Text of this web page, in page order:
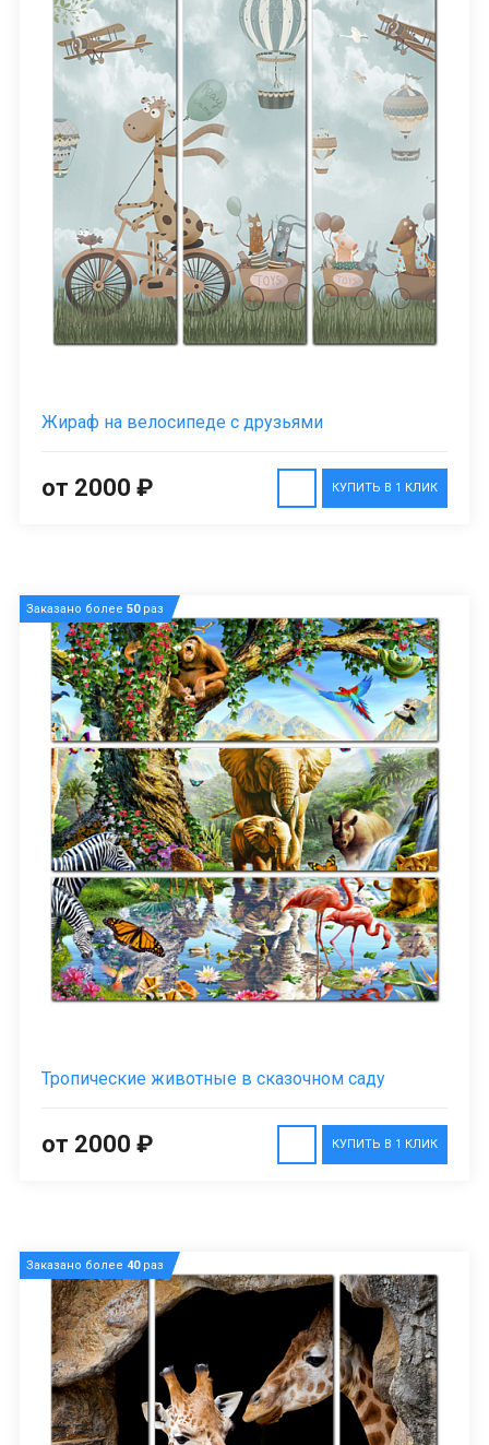
Жираф на велосипеде с друзьями
КУПИТЬ В 1 КЛИК
от 2000 ₽
Заказано более 50раз
Тропические животные в сказочном саду
КУПИТЬ В 1 КЛИК
от 2000 ₽
Заказано более 40раз